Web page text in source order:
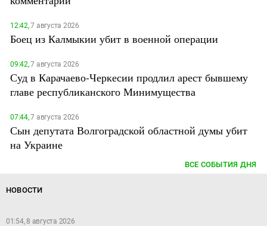
12:42,7 августа 2026
Боец из Калмыкии убит в военной операции
09:42,7 августа 2026
Суд в Карачаево-Черкесии продлил арест бывшему
главе республиканского Минимущества
07:44,7 августа 2026
Сын депутата Волгоградской областной думы убит
на Украине
ВСЕ СОБЫТИЯ ДНЯ
НОВОСТИ
01:54, 8 августа 2026